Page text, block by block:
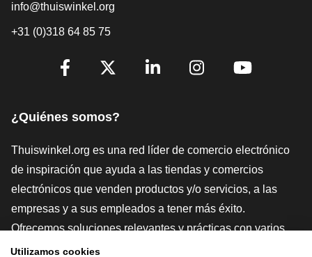
info@thuiswinkel.org
+31 (0)318 64 85 75
[_General:SocialMediaTitle]
¿Quiénes somos?
Thuiswinkel.org es una red líder de comercio electrónico
de inspiración que ayuda a las tiendas y comercios
electrónicos que venden productos y/o servicios, a las
empresas y a sus empleados a tener más éxito.
Ofrecemos soluciones relevantes y prácticas con varios
sellos de confianza, Thuiswinkel Reviews, herramientas y
Utilizamos cookies